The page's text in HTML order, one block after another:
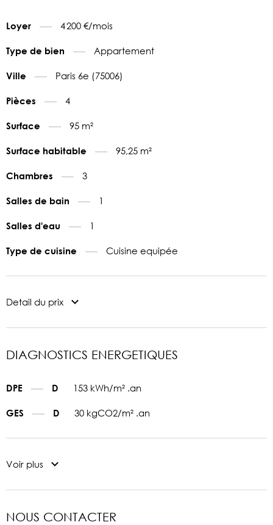
Loyer 4 200 €/mois
Type de bien Appartement
Ville Paris 6e (75006)
Pièces 4
Surface 95 m²
Surface habitable 95,25 m²
Chambres 3
Salles de bain 1
Salles d'eau 1
Type de cuisine Cuisine equipée
Detail du prix
DIAGNOSTICS ENERGETIQUES
DPE D 153 kWh/m² .an
GES D 30 kgCO2/m² .an
Voir plus
NOUS CONTACTER